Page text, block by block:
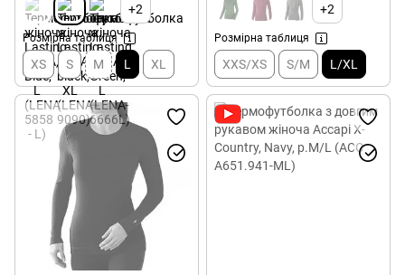
+2
Розмірна таблиця
XS S M L XL
+2
Розмірна таблиця
XXS/XS S/M L/XL